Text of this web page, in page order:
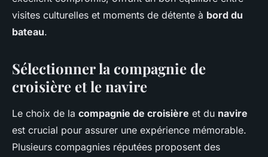
visites culturelles et moments de détente à bord du
bateau.
Sélectionner la compagnie de
croisière et le navire
Le choix de la compagnie de croisière et du navire
est crucial pour assurer une expérience mémorable.
Plusieurs compagnies réputées proposent des